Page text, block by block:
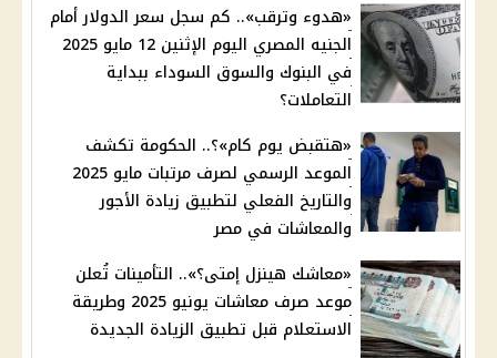
«هدوء وترقب».. كم سجل سعر الدولار أمام
الجنيه المصري اليوم الإثنين 12 مايو 2025
في البنوك والسوق السوداء ببداية
التعاملات؟
«هتقبض يوم كام»؟.. الحكومة تكشف
الموعد الرسمي لصرف مرتبات مايو 2025
والتاريخ الفعلي لتطبيق زيادة الأجور
والمعاشات في مصر
«معاشك هينزل إمتى؟».. التأمينات تُعلن
موعد صرف معاشات يونيو 2025 وطريقة
الاستعلام قبل تطبيق الزيادة الجديدة